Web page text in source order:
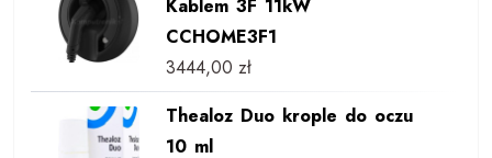
Kablem 3F 11kW
CCHOME3F1
3444,00 zł
Thealoz Duo krople do oczu
10 ml